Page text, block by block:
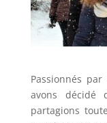
Passionnés
avons
partagions